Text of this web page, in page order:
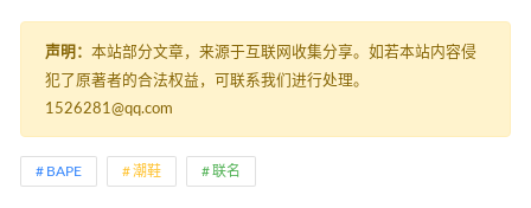
声明： 本站部分文章，来源于互联网收集分享。如若本站内容侵
犯了原著者的合法权益，可联系我们进行处理。
1526281@qq.com
BAPE 潮鞋 联名